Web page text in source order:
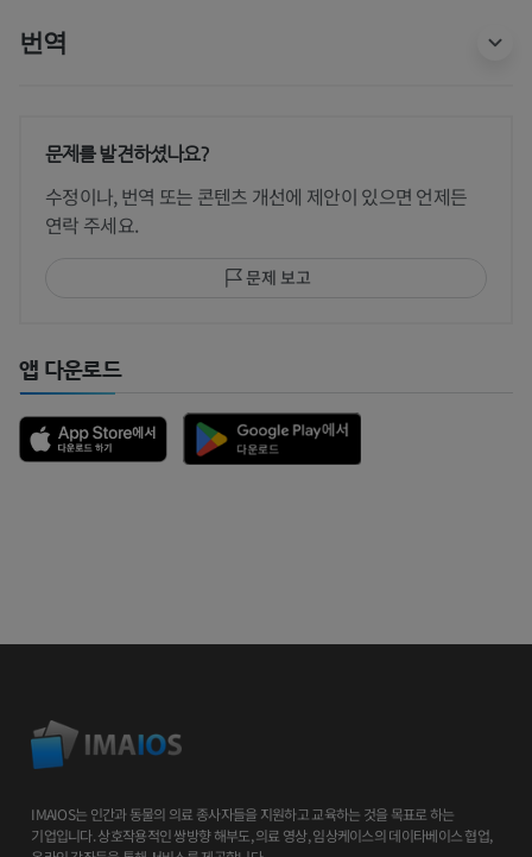
번역
문제를 발견하셨나요?
수정이나, 번역 또는 콘텐츠 개선에 제안이 있으면 언제든
연락 주세요.
문제 보고
앱 다운로드
IMAIOS는 인간과 동물의 의료 종사자들을 지원하고 교육하는 것을 목표로 하는
기업입니다. 상호작용적인 쌍방향 해부도, 의료 영상, 임상케이스의 데이타베이스 협업,